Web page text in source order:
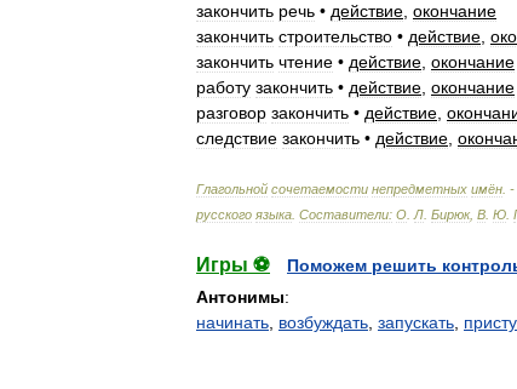
закончить речь • действие окончание
закончить строительство • действие
закончить чтение • действие окончание
работу закончить • действие окончание
разговор закончить • действие
следствие закончить • действие
Глагольной сочетаемости непредметных имён . -
русского языка Составители: О Л Бирюк, В Ю
Игры ⚽
Поможем решить
Антонимы:
начинать возбуждать запускать